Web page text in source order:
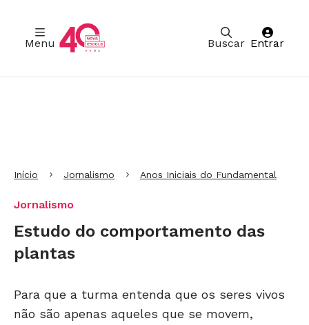
Buscar
Menu Entrar
Início Jornalismo Anos Iniciais do Fundamental
Jornalismo
Estudo do comportamento das
plantas
Para que a turma entenda que os seres vivos
não são apenas aqueles que se movem,